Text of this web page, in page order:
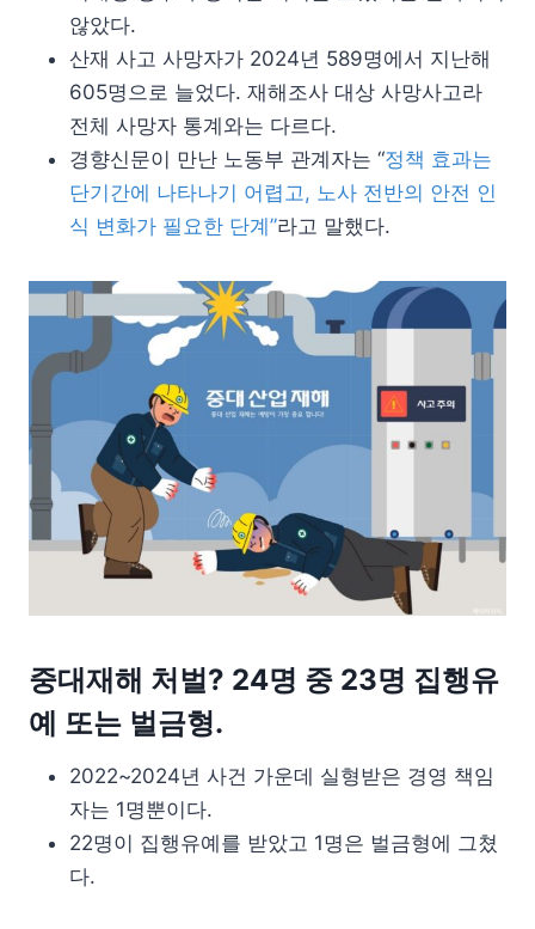
않았다.
산재 사고 사망자가 2024년 589명에서 지난해
605명으로 늘었다. 재해조사 대상 사망사고라
전체 사망자 통계와는 다르다.
경향신문이 만난 노동부 관계자는 “정책 효과는
단기간에 나타나기 어렵고, 노사 전반의 안전 인
식 변화가 필요한 단계”라고 말했다.
중대재해 처벌? 24명 중 23명 집행유
예 또는 벌금형.
2022~2024년 사건 가운데 실형받은 경영 책임
자는 1명뿐이다.
22명이 집행유예를 받았고 1명은 벌금형에 그쳤
다.